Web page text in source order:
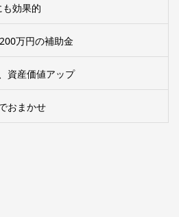
効果的
万円の補助金
資産価値アップ
おまかせ